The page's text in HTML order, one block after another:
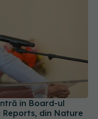
în Board-ul
din Nature